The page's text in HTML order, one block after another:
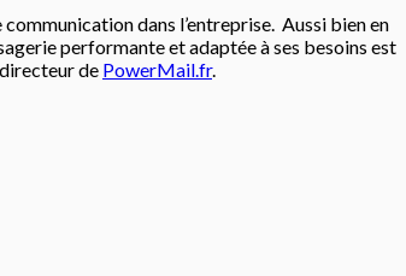
dans l’entreprise. Aussi bien en
performante et adaptée à ses besoins est
de PowerMail.fr.